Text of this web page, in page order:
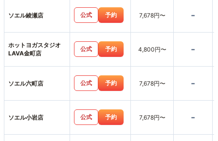
ソエル綾瀬店 公式 予約 7,678円〜 -
ホットヨガスタジオ
LAVA金町店
公式 予約 4,800円〜 -
ソエル六町店 公式 予約 7,678円〜 -
ソエル小岩店 公式 予約 7,678円〜 -